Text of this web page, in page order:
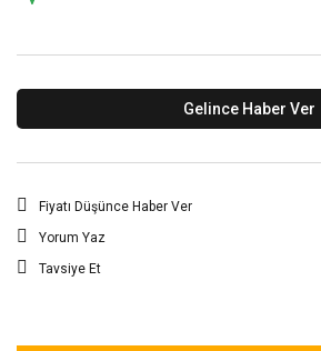
Gelince Haber Ver
Fiyatı Düşünce Haber Ver
Yorum Yaz
Tavsiye Et